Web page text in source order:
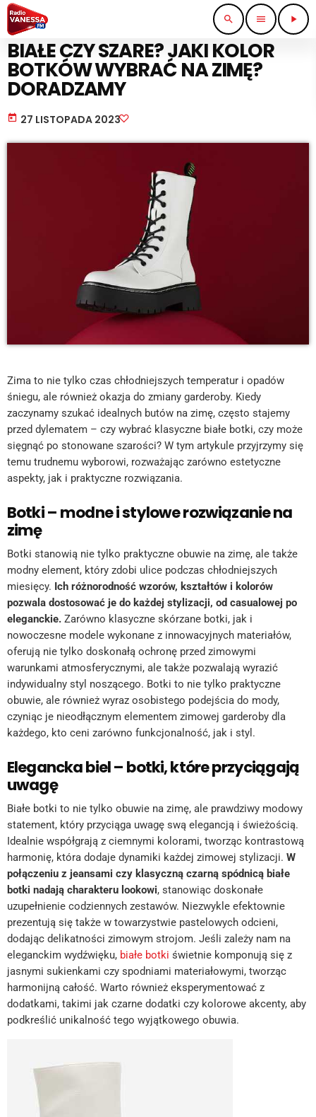
search menu play_arrow
ARTYKUŁY SPONSOROWANE
BIAŁE CZY SZARE? JAKI KOLOR
BOTKÓW WYBRAĆ NA ZIMĘ?
DORADZAMY
today 27 LISTOPADA 2023
Zima to nie tylko czas chłodniejszych temperatur i opadów
śniegu, ale również okazja do zmiany garderoby. Kiedy
zaczynamy szukać idealnych butów na zimę, często stajemy
przed dylematem – czy wybrać klasyczne białe botki, czy może
sięgnąć po stonowane szarości? W tym artykule przyjrzymy się
temu trudnemu wyborowi, rozważając zarówno estetyczne
aspekty, jak i praktyczne rozwiązania.
Botki – modne i stylowe rozwiązanie na
zimę
Botki stanowią nie tylko praktyczne obuwie na zimę, ale także
modny element, który zdobi ulice podczas chłodniejszych
miesięcy. Ich różnorodność wzorów, kształtów i kolorów
pozwala dostosować je do każdej stylizacji, od casualowej po
eleganckie. Zarówno klasyczne skórzane botki, jak i
nowoczesne modele wykonane z innowacyjnych materiałów,
oferują nie tylko doskonałą ochronę przed zimowymi
warunkami atmosferycznymi, ale także pozwalają wyrazić
indywidualny styl noszącego. Botki to nie tylko praktyczne
obuwie, ale również wyraz osobistego podejścia do mody,
czyniąc je nieodłącznym elementem zimowej garderoby dla
każdego, kto ceni zarówno funkcjonalność, jak i styl.
Elegancka biel – botki, które przyciągają
uwagę
Białe botki to nie tylko obuwie na zimę, ale prawdziwy modowy
statement, który przyciąga uwagę swą elegancją i świeżością.
Idealnie współgrają z ciemnymi kolorami, tworząc kontrastową
harmonię, która dodaje dynamiki każdej zimowej stylizacji. W
połączeniu z jeansami czy klasyczną czarną spódnicą białe
botki nadają charakteru lookowi, stanowiąc doskonałe
uzupełnienie codziennych zestawów. Niezwykle efektownie
prezentują się także w towarzystwie pastelowych odcieni,
dodając delikatności zimowym strojom. Jeśli zależy nam na
eleganckim wydźwięku, białe botki świetnie komponują się z
jasnymi sukienkami czy spodniami materiałowymi, tworząc
harmonijną całość. Warto również eksperymentować z
dodatkami, takimi jak czarne dodatki czy kolorowe akcenty, aby
podkreślić unikalność tego wyjątkowego obuwia.